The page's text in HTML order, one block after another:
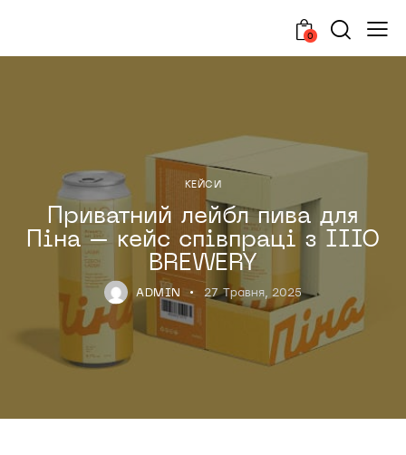
0
КЕЙСИ
Приватний лейбл пива для
Піна – кейс співпраці з IIIO
BREWERY
ADMIN 27 Травня, 2025